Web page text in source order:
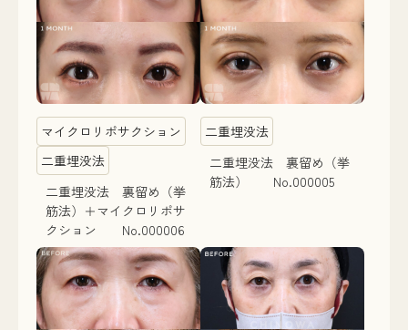
マイクロリポサクション
二重埋没法
二重埋没法 裏留め（挙
筋法）＋マイクロリポサ
クション No.000006
二重埋没法
二重埋没法 裏留め（挙
筋法） No.000005